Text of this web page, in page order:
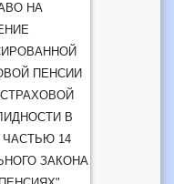
НА
ПЕНСИИ
В
14
ЗАКОНА